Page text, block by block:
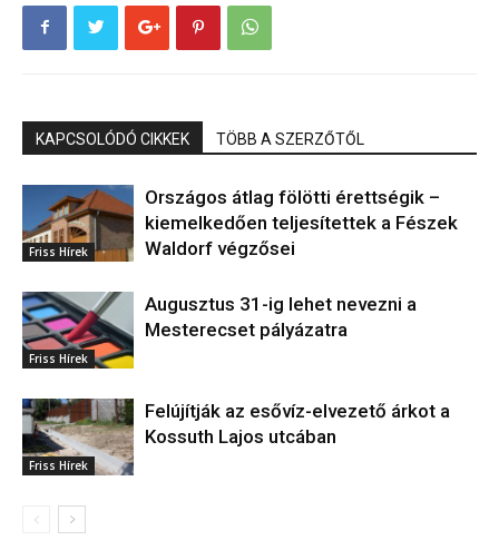
KAPCSOLÓDÓ CIKKEK TÖBB A SZERZŐTŐL
Friss Hírek
Országos átlag fölötti érettségik –
kiemelkedően teljesítettek a Fészek
Waldorf végzősei
Friss Hírek
Augusztus 31-ig lehet nevezni a
Mesterecset pályázatra
Friss Hírek
Felújítják az esővíz-elvezető árkot a
Kossuth Lajos utcában